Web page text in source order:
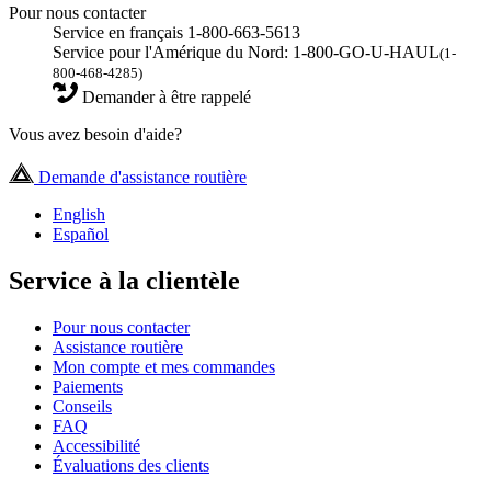
Pour nous contacter
Service en français 1-800-663-5613
Service pour l'Amérique du Nord: 1-800-GO-U-HAUL(1-
800-468-4285)
Demander à être rappelé
Vous avez besoin d'aide?
Demande d'assistance routière
English
Español
Service à la clientèle
Pour nous contacter
Assistance routière
Mon compte et mes commandes
Paiements
Conseils
FAQ
Accessibilité
Évaluations des clients